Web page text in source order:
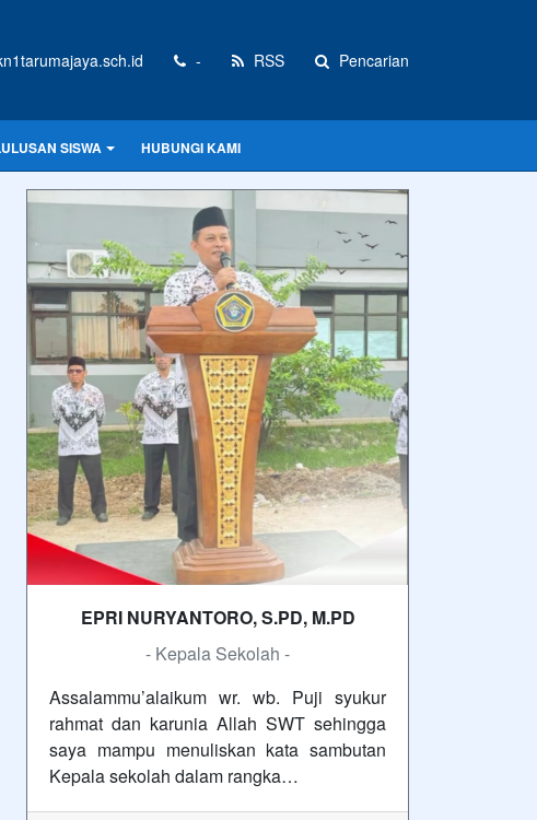
- RSS Pencarian
SISWA HUBUNGI KAMI
EPRI NURYANTORO, S.PD, M.PD
- Kepala Sekolah -
Assalammu’alaikum wr. wb. Puji syukur
rahmat dan karunia Allah SWT sehingga
saya mampu menuliskan kata sambutan
Kepala sekolah dalam rangka…